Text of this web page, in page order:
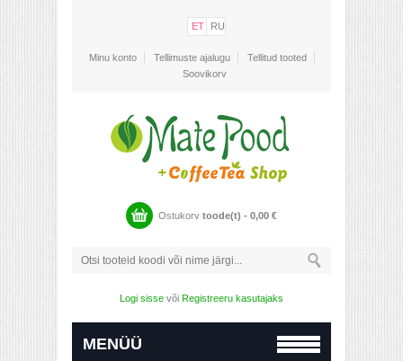
ET RU
Minu konto Tellimuste ajalugu
Tellitud tooted
Soovikorv
Ostukorv toode(t) - 0,00 €
Logi sisse või Registreeru kasutajaks
MENÜÜ